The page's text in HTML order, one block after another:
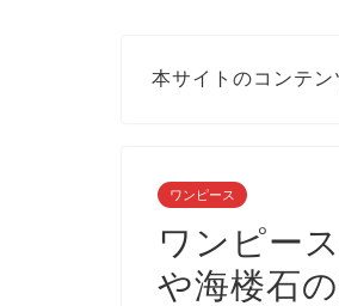
本サイトのコンテン
ワンピース
ワンピー
や海楼石